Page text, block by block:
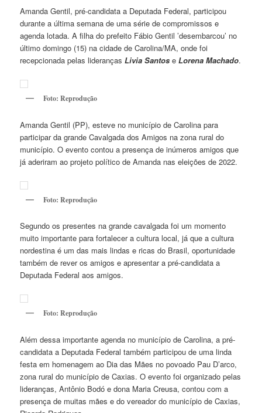
Amanda Gentil, pré-candidata a Deputada Federal, participou
durante a última semana de uma série de compromissos e
agenda lotada. A filha do prefeito Fábio Gentil ’desembarcou’ no
último domingo (15) na cidade de Carolina/MA, onde foi
recepcionada pelas liderançasLivia Santos eLorena Machado.
Foto: Reprodução
Amanda Gentil (PP), esteve no município de Carolina para
participar da grande Cavalgada dos Amigos na zona rural do
município. O evento contou a presença de inúmeros amigos que
já aderiram ao projeto político de Amanda nas eleições de 2022.
Foto: Reprodução
Segundo os presentes na grande cavalgada foi um momento
muito importante para fortalecer a cultura local, já que a cultura
nordestina é um das mais lindas e ricas do Brasil, oportunidade
também de rever os amigos e apresentar a pré-candidata a
Deputada Federal aos amigos.
Foto: Reprodução
Além dessa importante agenda no município de Carolina, a pré-
candidata a Deputada Federal também participou de uma linda
festa em homenagem ao Dia das Mães no povoado Pau D’arco,
zona rural do município de Caxias. O evento foi organizado pelas
lideranças, Antônio Bodó e dona Maria Creusa, contou com a
presença de muitas mães e do vereador do município de Caxias,